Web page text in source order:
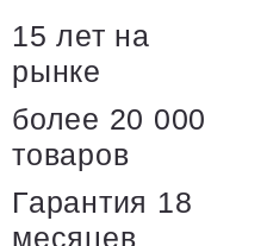
15 лет на
рынке
более 20 000
товаров
Гарантия 18
месяцев